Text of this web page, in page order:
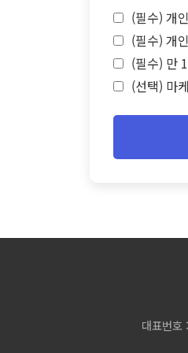
(필수) 개
(필수) 개
(필수) 만
(선택) 마
대표번